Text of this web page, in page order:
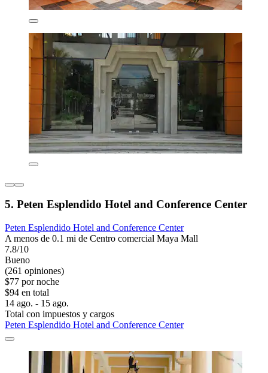
5. Peten Esplendido Hotel and Conference Center
Peten Esplendido Hotel and Conference Center
A menos de 0.1 mi de Centro comercial Maya Mall
7.8/10
Bueno
(261 opiniones)
$77 por noche
$94 en total
14 ago. - 15 ago.
Total con impuestos y cargos
Peten Esplendido Hotel and Conference Center